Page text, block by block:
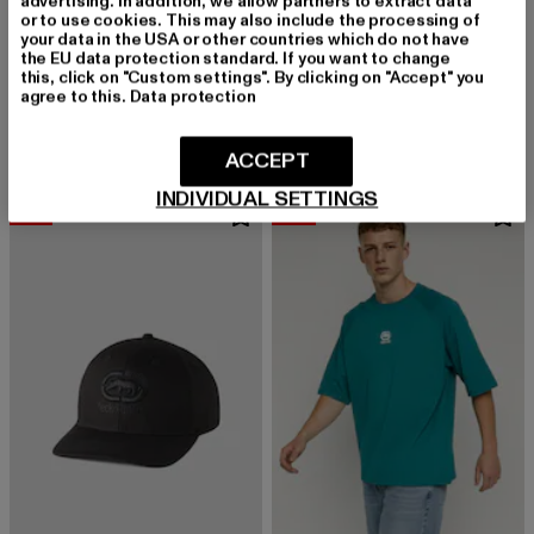
ECKO UNLTD.
Flagship
ECKO UNLTD.
Clap
-10%
or to use cookies. This may also include the processing of
your data in the USA or other countries which do not have
the EU data protection standard. If you want to change
this, click on "Custom settings". By clicking on "Accept" you
agree to this. Data protection
INDIVIDUAL SETTINGS
ACCEPT